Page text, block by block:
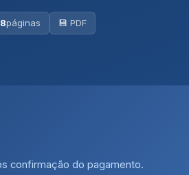
páginas 💾 PDF
confirmação do pagamento.